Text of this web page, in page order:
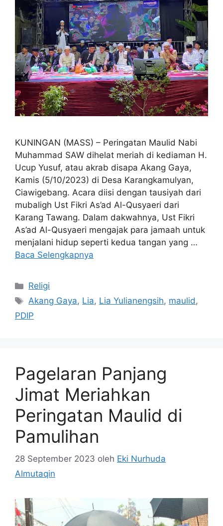
KUNINGAN (MASS) – Peringatan Maulid Nabi
Muhammad SAW dihelat meriah di kediaman H.
Ucup Yusuf, atau akrab disapa Akang Gaya,
Kamis (5/10/2023) di Desa Karangkamulyan,
Ciawigebang. Acara diisi dengan tausiyah dari
mubaligh Ust Fikri As’ad Al-Qusyaeri dari
Karang Tawang. Dalam dakwahnya, Ust Fikri
As’ad Al-Qusyaeri mengajak para jamaah untuk
menjalani hidup seperti kedua tangan yang …
Baca Selengkapnya
Kategori
Religi
Tag
Akang Gaya, Lia, Lia Yulianengsih, maulid,
PDIP
Pagelaran Panjang
Jimat Meriahkan
Peringatan Maulid di
Pamulihan
28 September 2023 oleh Eki Nurhuda
Almutaqin